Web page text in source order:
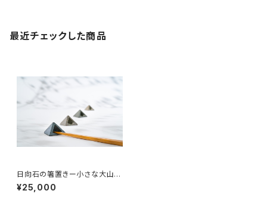
最近チェックした商品
日向石の箸置きー小さな大山を
食卓へー
¥25,000